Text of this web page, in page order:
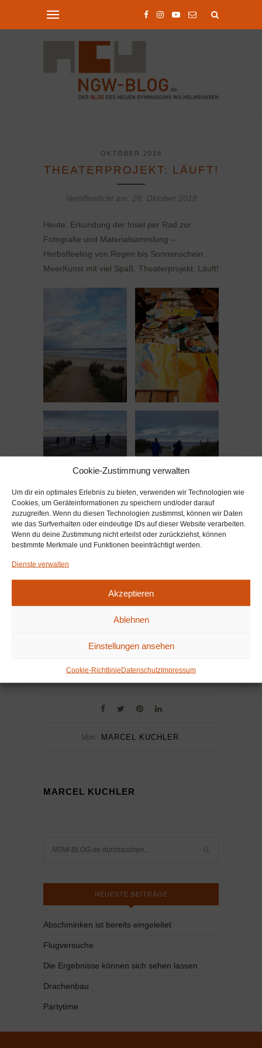
Cookie-Zustimmung verwalten
Um dir ein optimales Erlebnis zu bieten, verwenden wir Technologien wie
Cookies, um Geräteinformationen zu speichern und/oder darauf
zuzugreifen. Wenn du diesen Technologien zustimmst, können wir Daten
wie das Surfverhalten oder eindeutige IDs auf dieser Website verarbeiten.
Wenn du deine Zustimmung nicht erteilst oder zurückziehst, können
bestimmte Merkmale und Funktionen beeinträchtigt werden.
Dienste verwalten
Akzeptieren
Ablehnen
Einstellungen ansehen
Cookie-RichtlinieDatenschutzImpressum
OKTOBER 2018
THEATERPROJEKT: LÄUFT!
Veröffentlicht am: 28. Oktober 2018
Heute: Erkundung der Insel per Rad zur
Fotografie und Materialsammlung –
Herbstfeeling von Regen bis Sonnenschein.
MeerKunst mit viel Spaß. Theaterprojekt: Läuft!
Von: MARCEL KUCHLER
MARCEL KUCHLER
NEUESTE BEITRÄGE
Abschminken ist bereits eingeleitet
Flugversuche
Die Ergebnisse können sich sehen lassen
Drachenbau
Partytime